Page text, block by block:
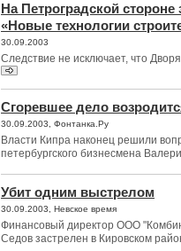
На Петроградской
«Новые технологии
30.09.2003
Следствие не исключает, что
Сгоревшее дело
30.09.2003, Фонтанка.Ру
Власти Кипра наконец решили
петербургского бизнесмена
Убит одним выстрелом
30.09.2003, Невское время
Финансовый директор ООО
Седов застрелен в Кировском